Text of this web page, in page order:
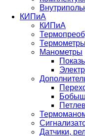
КИПиА
КИПиА
Термометры
Манометры
Датчики,